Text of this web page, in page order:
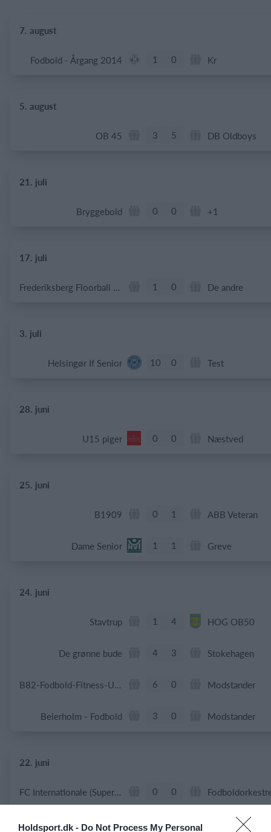
Holdsport.dk - Do Not Process My Personal
7. august
Fodbold - Årgang 2014 1 0 Kr
5. august
OB 45 3 5 DB Oldboys
21. juli
Bryggebold 0 0 +1
17. juli
Frederiksberg Floorball Fighters 1 0 De andre
3. juli
Helsingør If Senior 10 0 Test
28. juni
U15 piger 0 0 Næstved
25. juni
B1909 0 1 ABB Veteran
Dame Senior 1 1 Greve
24. juni
Stavtrup 1 4 HOG OB50
De grønne bude 4 3 Stokehagen
B82-Fodbold-Fitness-U50 6 0 Modstander
Beierholm - Fodbold 3 0 Modstander
22. juni
FC Internationale (Superveteran) 0 0
+47 Sæson 2026 2 Modstander